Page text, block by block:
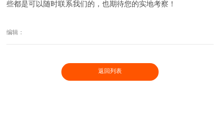
些都是可以随时联系我们的，也期待您的实地考察！
编辑：
返回列表